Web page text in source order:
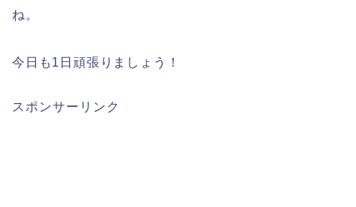
ね。
今日も1日頑張りましょう！
スポンサーリンク